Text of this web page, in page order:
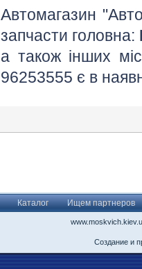
Автомагазин
запчасти головна:
а також інших
96253555 є в
Каталог Ищем партнеров
Создание и